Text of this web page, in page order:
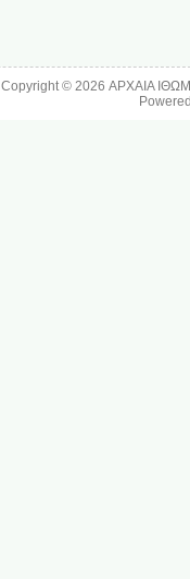
Copyright © 2026ΑΡΧΑΙΑ